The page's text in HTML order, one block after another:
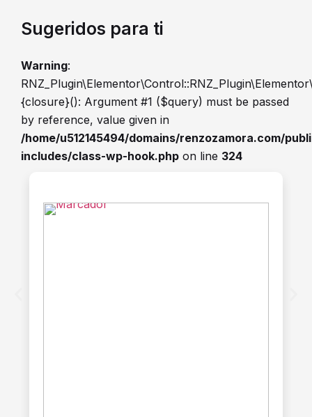
Sugeridos para ti
Warning:
{closure}(): Argument #1 ($query) must be passed
by reference, value given in
/home/u512145494/domains/renzozamora.com/
includes/class-wp-hook.php on line 324